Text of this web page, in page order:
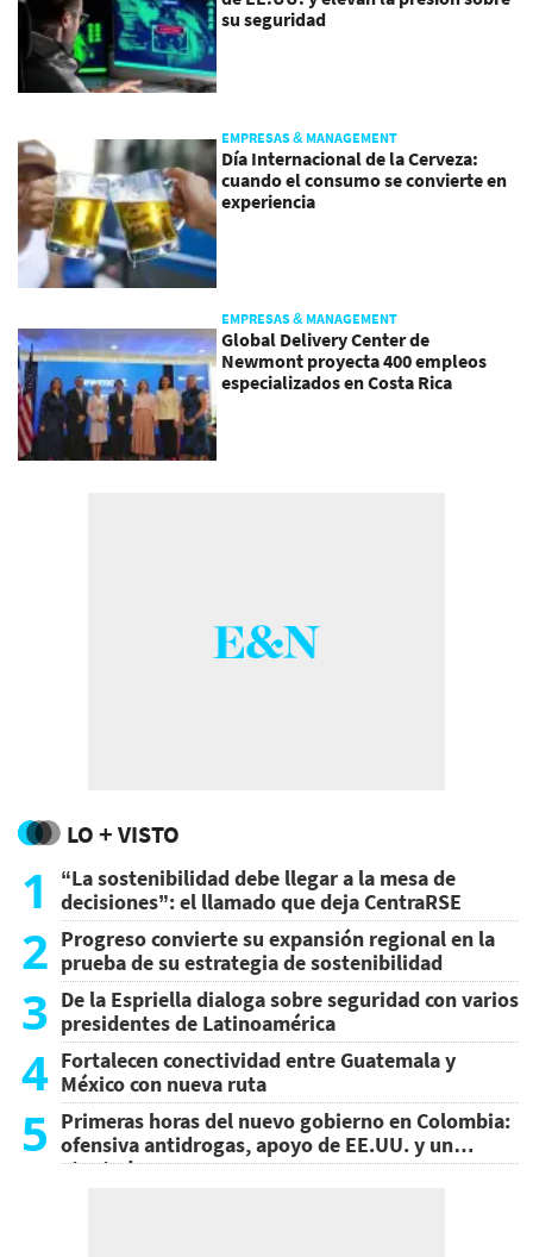
su seguridad
EMPRESAS & MANAGEMENT
Día Internacional de la Cerveza:
cuando el consumo se convierte en
experiencia
EMPRESAS & MANAGEMENT
Global Delivery Center de
Newmont proyecta 400 empleos
especializados en Costa Rica
LO + VISTO
1
“La sostenibilidad debe llegar a la mesa de
decisiones”: el llamado que deja CentraRSE
2 Progreso convierte su expansión regional en la
prueba de su estrategia de sostenibilidad
3 De la Espriella dialoga sobre seguridad con varios
presidentes de Latinoamérica
4 Fortalecen conectividad entre Guatemala y
México con nueva ruta
5 Primeras horas del nuevo gobierno en Colombia:
ofensiva antidrogas, apoyo de EE.UU. y un
atentado